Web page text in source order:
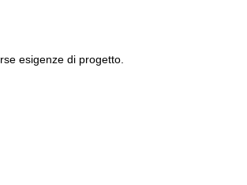
esigenze di progetto.